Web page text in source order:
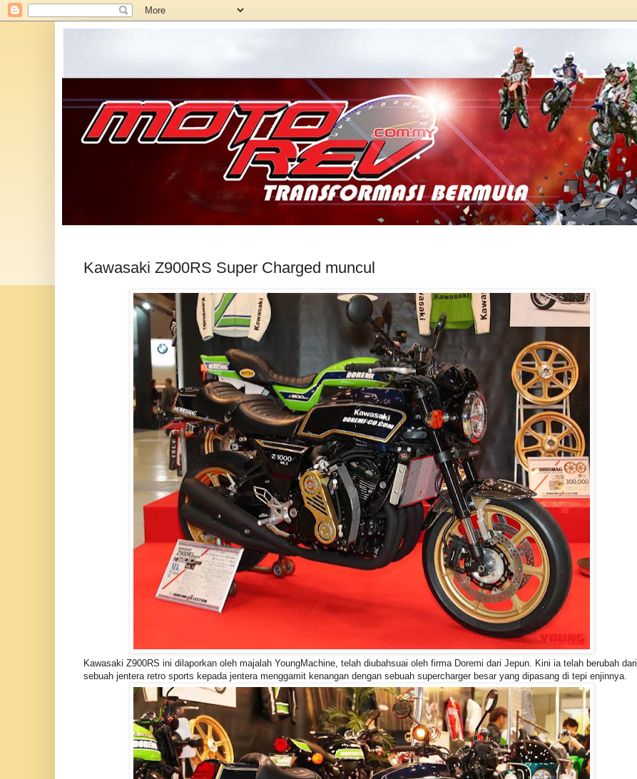
Kawasaki Z900RS Super Charged muncul
Kawasaki Z900RS ini dilaporkan oleh majalah YoungMachine, telah diubahsuai oleh firma Doremi dari Jepun. Kini ia telah berubah dari
sebuah jentera retro sports kepada jentera menggamit kenangan dengan sebuah supercharger besar yang dipasang di tepi enjinnya.